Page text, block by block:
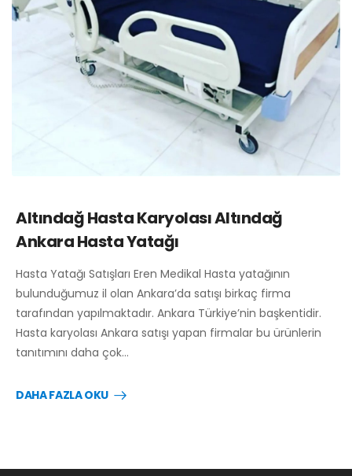
Altındağ Hasta Karyolası Altındağ
Ankara Hasta Yatağı
Hasta Yatağı Satışları Eren Medikal Hasta yatağının
bulunduğumuz il olan Ankara’da satışı birkaç firma
tarafından yapılmaktadır. Ankara Türkiye’nin başkentidir.
Hasta karyolası Ankara satışı yapan firmalar bu ürünlerin
tanıtımını daha çok…
DAHA FAZLA OKU